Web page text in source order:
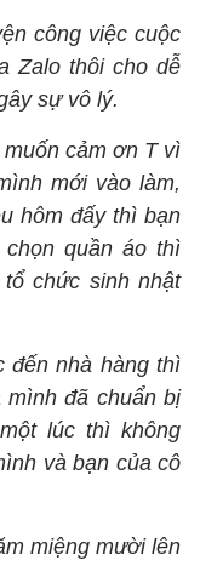
công việc cuộc
Zalo thôi cho dễ
sự vô lý.
cảm ơn T vì
mới vào làm,
hôm đấy thì bạn
quần áo thì
chức sinh nhật
đến nhà hàng thì
đã chuẩn bị
lúc thì không
và bạn của cô
miệng mười lên